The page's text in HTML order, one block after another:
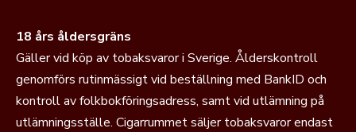
18 års åldersgräns
Gäller vid köp av tobaksvaror i Sverige. Ålderskontroll
genomförs rutinmässigt vid beställning med BankID och
kontroll av folkbokföringsadress, samt vid utlämning på
utlämningsställe. Cigarrummet säljer tobaksvaror endast